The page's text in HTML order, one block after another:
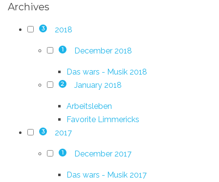
Archives
3 2018
1 December 2018
Das wars - Musik 2018
2 January 2018
Arbeitsleben
Favorite Limmericks
3 2017
1 December 2017
Das wars - Musik 2017